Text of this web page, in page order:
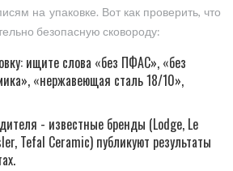
на упаковке. Вот как проверить, что
безопасную сковороду:
ищите слова «без ПФАС», «без
«нержавеющая сталь 18/10»,
- известные бренды (Lodge, Le
Tefal Ceramic) публикуют результаты